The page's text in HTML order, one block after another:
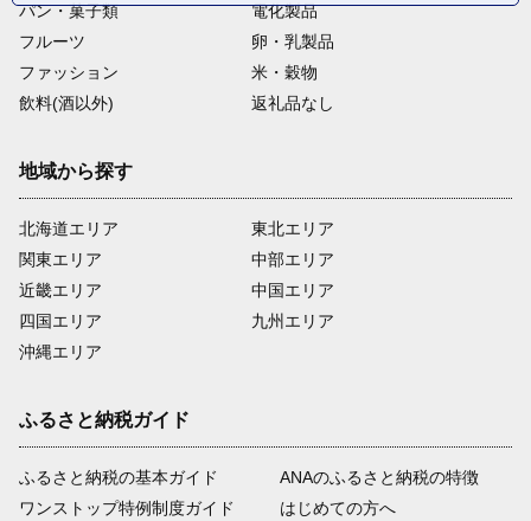
パン・菓子類
電化製品
フルーツ
卵・乳製品
ファッション
米・穀物
飲料(酒以外)
返礼品なし
地域から探す
北海道エリア
関東エリア
近畿エリア
四国エリア
沖縄エリア
東北エリア
中部エリア
中国エリア
九州エリア
ふるさと納税ガイド
ふるさと納税の基本ガイド
ワンストップ特例制度ガイド
ANAのふるさと納税の特徴
はじめての方へ